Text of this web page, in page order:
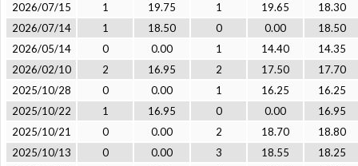
2026/07/15
1 19.75 1 19.65
18.30
2026/07/14
1 18.50 0 0.00
18.50
2026/05/14
0 0.00 1 14.40
14.35
2026/02/10
2 16.95 2 17.50
17.70
2025/10/28
0 0.00 1 16.25
16.25
2025/10/22
1 16.95 0 0.00
16.95
2025/10/21
0 0.00 2 18.70
18.80
2025/10/13
0 0.00 3 18.55
18.25